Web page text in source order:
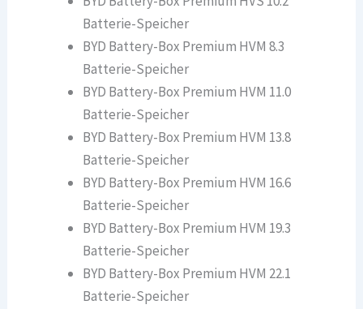
Batterie-Speicher
BYD Battery-Box Premium HVM 8.3
Batterie-Speicher
BYD Battery-Box Premium HVM 11.0
Batterie-Speicher
BYD Battery-Box Premium HVM 13.8
Batterie-Speicher
BYD Battery-Box Premium HVM 16.6
Batterie-Speicher
BYD Battery-Box Premium HVM 19.3
Batterie-Speicher
BYD Battery-Box Premium HVM 22.1
Batterie-Speicher